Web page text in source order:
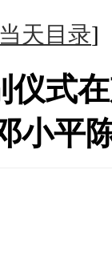
当天目录
仪式
小平